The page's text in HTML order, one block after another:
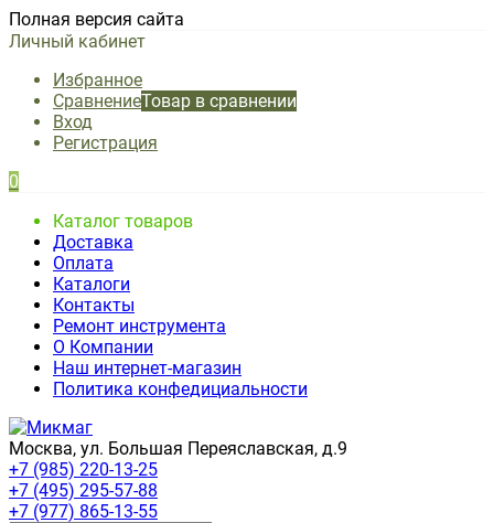
Полная версия сайта
Личный кабинет
Избранное
СравнениеТовар в сравнении
Вход
Регистрация
0
Каталог товаров
Доставка
Оплата
Каталоги
Контакты
Ремонт инструмента
О Компании
Наш интернет-магазин
Политика конфедициальности
Москва, ул. Большая Переяславская, д.9
+7 (985) 220-13-25
+7 (495) 295-57-88
+7 (977) 865-13-55